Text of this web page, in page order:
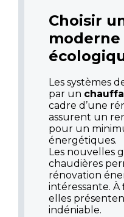
Choisir
Les systèmes
par un
cadre d’une
assurent un
pour un
énergétiques.
Les nouvelles
chaudières
rénovation
intéressante. À
elles
indéniable.